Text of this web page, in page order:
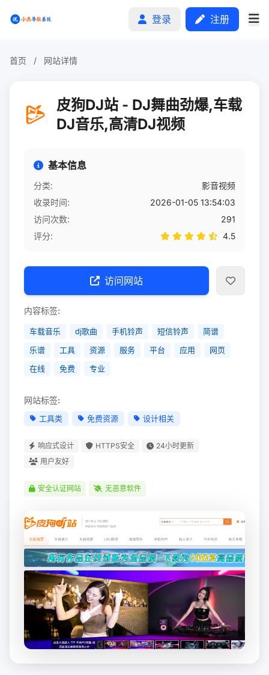
登录 注册
分类排行
自助广告
首页 / 网站详情
皮狗DJ站 - DJ舞曲劲爆,车载
DJ音乐,高清DJ视频
基本信息
分类:
影音视频
收录时间:
2026-01-05 13:54:03
访问次数:
291
评分:
4.5
访问网站
内容标签:
车载音乐 dj歌曲 手机铃声 短信铃声
简谱
乐谱
工具 资源 服务 平台 应用
网页
在线
免费 专业
网站标签:
工具类 免费资源 设计相关
响应式设计 HTTPS安全
24小时更新
用户友好
安全认证网站 无恶意软件